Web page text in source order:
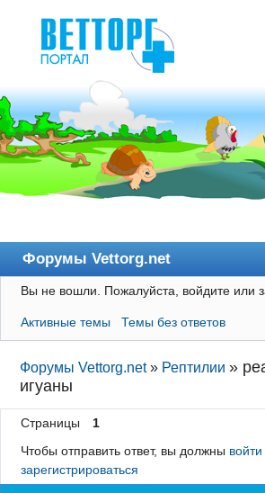
Форумы Vettorg.net
Главная
Пользователи
Правила
Поиск
Регистрация
Вход
Вы не вошли. Пожалуйста, войдите или
Активные темы Темы без ответов
Форумы Vettorg.net » Рептилии »
игуаны
Страницы
1
Чтобы отправить ответ, вы должны войти
зарегистрироваться